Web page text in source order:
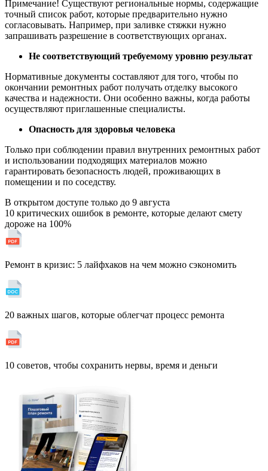
Примечание! Существуют региональные нормы, содержащие
точный список работ, которые предварительно нужно
согласовывать. Например, при заливке стяжки нужно
запрашивать разрешение в соответствующих органах.
Не соответствующий требуемому уровню результат
Нормативные документы составляют для того, чтобы по
окончании ремонтных работ получать отделку высокого
качества и надежности. Они особенно важны, когда работы
осуществляют приглашенные специалисты.
Опасность для здоровья человека
Только при соблюдении правил внутренних ремонтных работ
и использовании подходящих материалов можно
гарантировать безопасность людей, проживающих в
помещении и по соседству.
В открытом доступе только до 9 августа
10 критических ошибок в ремонте, которые делают смету
дороже на 100%
Ремонт в кризис: 5 лайфхаков на чем можно сэкономить
20 важных шагов, которые облегчат процесс ремонта
10 советов, чтобы сохранить нервы, время и деньги